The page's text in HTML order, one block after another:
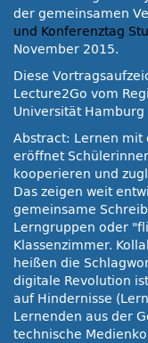
der gemeinsamen
und Konferenztag
November 2015.
Diese
Lecture2Go vom
Universität Hamburg
Abstract: Lernen mit
eröffnet
kooperieren und
Das zeigen weit
gemeinsame
Lerngruppen oder
Klassenzimmer.
heißen die
digitale Revolution
auf Hindernisse
Lernenden aus der
technische